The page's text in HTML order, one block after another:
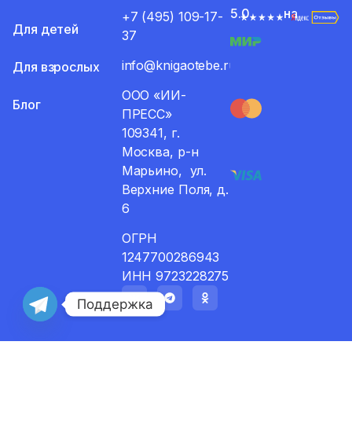
+7 (495) 109-17-
37
info@knigaotebe.ru
ООО «ИИ-
ПРЕСС»
109341, г.
Москва, р-н
Марьино, ул.
Верхние Поля, д.
6
ОГРН
1247700286943
ИНН 9723228275
Для детей
Для взрослых
Блог
5.0 на
Поддержка